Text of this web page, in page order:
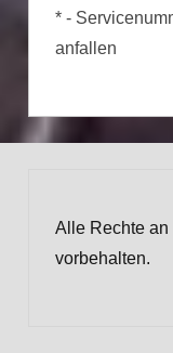
* -
anfallen
Alle Rechte an
vorbehalten.